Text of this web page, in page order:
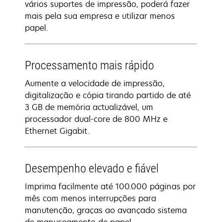
vários suportes de impressão, poderá fazer
mais pela sua empresa e utilizar menos
papel.
Processamento mais rápido
Aumente a velocidade de impressão,
digitalização e cópia tirando partido de até
3 GB de memória actualizável, um
processador dual-core de 800 MHz e
Ethernet Gigabit.
Desempenho elevado e fiável
Imprima facilmente até 100.000 páginas por
mês com menos interrupções para
manutenção, graças ao avançado sistema